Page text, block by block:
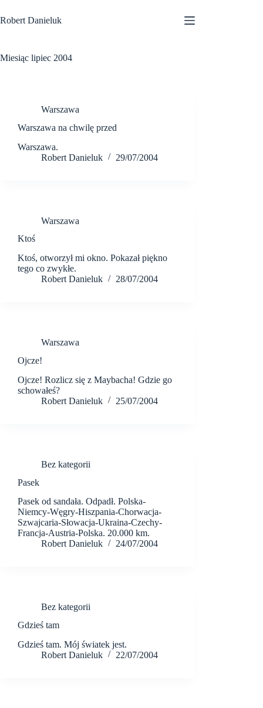
do
treści
Robert Danieluk
Miesiąc lipiec 2004
Warszawa
Warszawa na chwilę przed
Warszawa.
Robert Danieluk
29/07/2004
Warszawa
Ktoś
Ktoś, otworzył mi okno. Pokazał piękno
tego co zwykłe.
Robert Danieluk
28/07/2004
Warszawa
Ojcze!
Ojcze! Rozlicz się z Maybacha! Gdzie go
schowałeś?
Robert Danieluk
25/07/2004
Bez kategorii
Pasek
Pasek od sandała. Odpadł. Polska-
Niemcy-Węgry-Hiszpania-Chorwacja-
Szwajcaria-Słowacja-Ukraina-Czechy-
Francja-Austria-Polska. 20.000 km.
Robert Danieluk
24/07/2004
Bez kategorii
Gdzieś tam
Gdzieś tam. Mój światek jest.
Robert Danieluk
22/07/2004